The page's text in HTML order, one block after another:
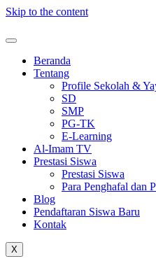
Skip to the content
Beranda
Tentang
Profile Sekolah &
SD
SMP
PG-TK
E-Learning
Al-Imam TV
Prestasi Siswa
Prestasi Siswa
Para Penghafal dan
Blog
Pendaftaran Siswa Baru
Kontak
X